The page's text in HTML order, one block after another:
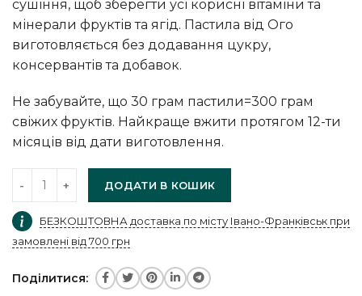
сушіння, щоб зберегти усі корисні вітаміни та
мінерали фруктів та ягід. Пастила від Ого
виготовляється без додавання цукру,
консервантів та добавок.
Не забувайте, що 30 грам пастили=300 грам
свіжих фруктів. Найкраще вжити протягом 12-ти
місяців від дати виготовлення.
ДОДАТИ В КОШИК
БЕЗКОШТОВНА доставка по місту Івано-Франківськ при
замовлені від 700 грн
Поділитися